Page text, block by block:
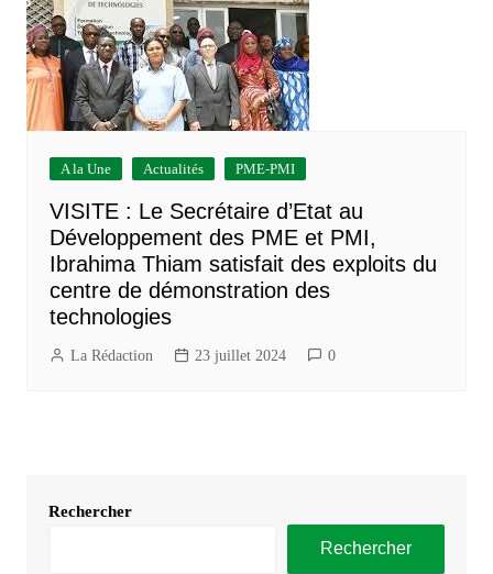
A la Une Actualités PME-PMI
VISITE : Le Secrétaire d’Etat au
Développement des PME et PMI,
Ibrahima Thiam satisfait des exploits du
centre de démonstration des
technologies
La Rédaction 23 juillet 2024 0
Rechercher
Rechercher